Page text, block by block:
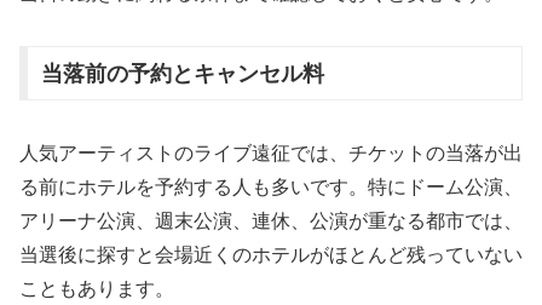
当落前の予約とキャンセル料
人気アーティストのライブ遠征では、チケットの当落が出
る前にホテルを予約する人も多いです。特にドーム公演、
アリーナ公演、週末公演、連休、公演が重なる都市では、
当選後に探すと会場近くのホテルがほとんど残っていない
こともあります。